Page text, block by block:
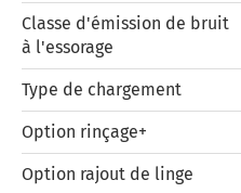
Classe d'émission de bruit
à l'essorage
Type de chargement
Option rinçage+
Option rajout de linge